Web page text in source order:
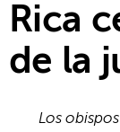
Rica
de la
Los